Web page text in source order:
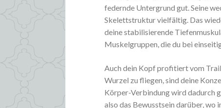
federnde Untergrund gut. Seine
Skelettstruktur vielfältig. Das
deine stabilisierende
Muskelgruppen, die du bei
Auch dein Kopf profitiert vom
Wurzel zu fliegen, sind deine
Körper-Verbindung wird dadurch
also das Bewusstsein darüber, wo